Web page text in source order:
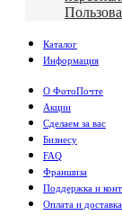
Каталог
Информация
О ФотоПочте
Акции
Сделаем за вас
Бизнесу
FAQ
Франшиза
Поддержка и
Оплата и доставка